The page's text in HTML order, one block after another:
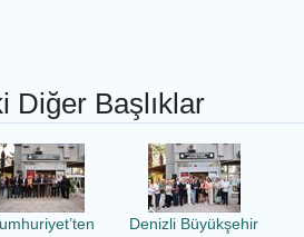
Diğer Başlıklar
Denizli Büyükşehir